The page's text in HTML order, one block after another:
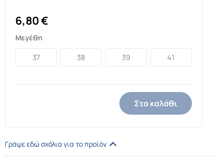
6,80€
Μεγέθη
37 38 39 41
Στο καλάθι
Γράψε εδώ σχόλια για το προϊόν